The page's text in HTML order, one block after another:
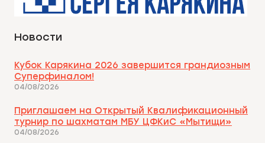
Новости
Кубок Карякина 2026 завершится грандиозным
Суперфиналом!
04/08/2026
Приглашаем на Открытый Квалификационный
турнир по шахматам МБУ ЦФКиС «Мытищи»
04/08/2026